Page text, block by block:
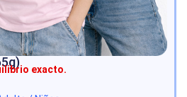
exacto.